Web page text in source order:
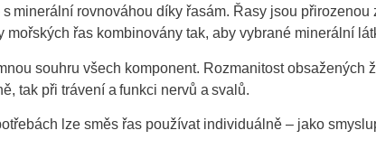
minerální rovnováhou díky řasám. Řasy jsou
řas kombinovány tak, aby vybrané minerální
souhru všech komponent. Rozmanitost
tak při trávení a funkci nervů a svalů.
lze směs řas používat individuálně – jako